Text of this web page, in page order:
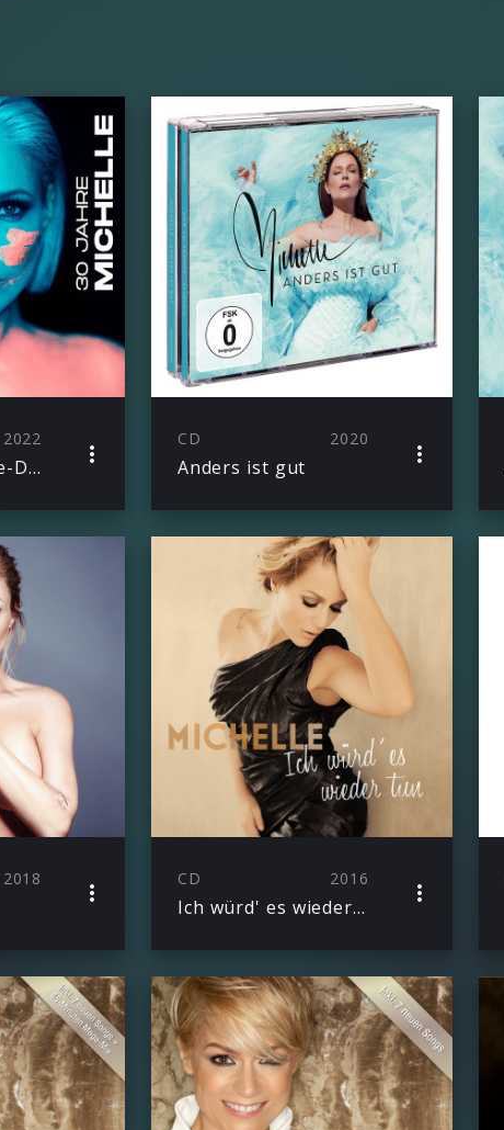
2022
30 Jahre Michelle-Das war’s… noch nicht!(Deluxe)
CD 2020
Anders ist gut
2018 CD 2016
Ich würd' es wieder tun